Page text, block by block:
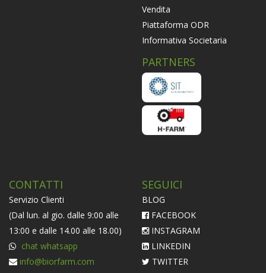
Vendita
Piattaforma ODR
Informativa Societaria
PARTNERS
CONTATTI
Servizio Clienti
(Dal lun. al gio. dalle 9:00 alle
13:00 e dalle 14.00 alle 18.00)
chat whatsapp
info@biorfarm.com
SEGUICI
BLOG
FACEBOOK
INSTAGRAM
LINKEDIN
TWITTER